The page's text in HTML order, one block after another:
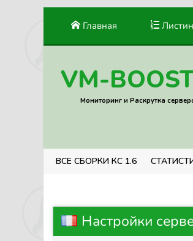
Главная
VM-
Мониторинг и Раскрутка
ВСЕ СБОРКИ КС 1.6
Настройки